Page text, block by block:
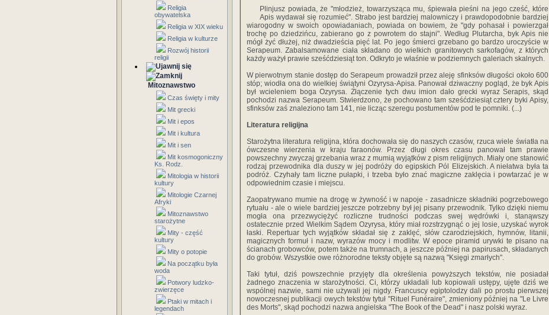
Religia
obywatelska
Religia w XIX wieku
Religia w kulturze
Rozwój historii
religii
Mitoznawstwo
Czas święty i mity
Mit grecki
Mit i epos
Mit i kultura
Mit i sen
Mit kosmogoniczny
Ks. Rodz.
Mitologia w historii
kultury
Mitologie Czarnej
Afryki
Mitoznawstwo
starożytne
Mity - część
kultury
Mity o potopie
Na początku była
woda
Potwory ludzko-
zwierzęce
Ptaki w mitach i
legendach
Plinjusz powiada, że "młodzież, towarzysząca mu, śpiewała pieśni na jego cześć, które
Apis wydawał się rozumieć". Strabo jest bardziej malowniczy i prawdopodobnie bardziej
wiarogodny w swoich opowiadaniach, powiada on bowiem, że "gdy pohasał i powierzgał
trochę po dziedzińcu, zabierano go z powrotem do stajni". Według Plutarcha, byk Apis nie
mógł żyć dłużej, niż dwadzieścia pięć lat. Po jego śmierci grzebano go bardzo uroczyście w
Serapeum. Zabalsamowane ciała składano do wielkich granitowych sarkofagów, z których
każdy ważył prawie sześćdziesiąt ton. Odkryto je właśnie w podziemnych galeriach skalnych.
W pierwotnym stanie dostęp do Serapeum prowadził przez aleję sfinksów długości około 600
stóp; wiodła ona do wielkiej świątyni Ozyrysa-Apisa. Panował dziwaczny pogląd, że byk Apis
był wcieleniem boga Ozyrysa. Złączenie tych dwu imion dało grecki wyraz Serapis, skąd
pochodzi nazwa Serapeum. Stwierdzono, że pochowano tam sześćdziesiąt cztery byki Apisy,
sfinksów zaś znaleziono tam 141, nie licząc szeregu postumentów pod te pomniki. (...)
Literatura religijna
Starożytna literatura religijna, która dochowała się do naszych czasów, rzuca wiele światła na
ówczesne wierzenia w kraju faraonów. Przez długi okres czasu panował tam prawie
powszechny zwyczaj grzebania wraz z mumią wyjątków z pism religijnych. Miały one stanowić
rodzaj przewodnika dla duszy w jej podróży do egipskich Pól Elizejskich. A niełatwa była ta
podróż. Czyhały tam liczne pułapki, i trzeba było znać magiczne zaklęcia i powtarzać je w
odpowiednim czasie i miejscu.
Zaopatrywano mumie na drogę w żywność i w napoje - zasadnicze składniki pogrzebowego
rytuału - ale o wiele bardziej jeszcze potrzebny był jej pisany przewodnik. Tylko dzięki niemu
mogła ona przezwyciężyć rozliczne trudności podczas swej wędrówki i, stanąwszy
ostatecznie przed Wielkim Sądem Ozyrysa, który miał rozstrzygnąć o jej losie, uzyskać wyrok
łaski. Repertuar tych wyjątków składał się z zaklęć, słów czarodziejskich, hymnów, litanii,
magicznych formuł i nazw, wyrazów mocy i modlitw. W epoce piramid urywki te pisano na
ścianach grobowców, potem także na trumnach, a jeszcze później na papirusach, składanych
do grobów. Wszystkie owe różnorodne teksty objęte są nazwą "Księgi zmarłych".
Taki tytuł, dziś powszechnie przyjęty dla określenia powyższych tekstów, nie posiadał
żadnego znaczenia w starożytności. Ci, którzy układali lub kopiowali ustępy, ujęte dziś we
wspólnej nazwie, sami nie używali jej nigdy. Francuscy egiptolodzy dali po prostu pierwszej
nowoczesnej publikacji owych tekstów tytuł "Rituel Funéraire", zmieniony później na "Le Livre
des Morts", skąd pochodzi nazwa angielska "The Book of the Dead" i nasz polski wyraz.